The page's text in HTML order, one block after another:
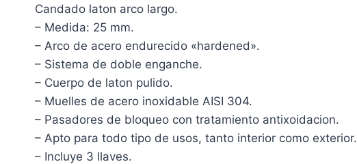
Candado laton arco largo.
– Medida: 25 mm.
– Arco de acero endurecido «hardened».
– Sistema de doble enganche.
– Cuerpo de laton pulido.
– Muelles de acero inoxidable AISI 304.
– Pasadores de bloqueo con tratamiento antixoidacion.
– Apto para todo tipo de usos, tanto interior como exterior.
– Incluye 3 llaves.